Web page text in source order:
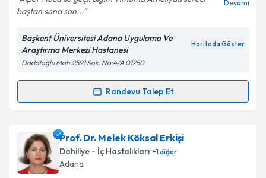
Kişisel verilerimin işlenmesine ilişkin
Aydınlatma
Metni'ni okudum ve kişisel verilerimin belirtilen
kapsamda işlenmesini kabul ediyorum.
Takvim Talebini Gönder
baştan sona son...
Devamı
Başkent Üniversitesi Adana Uygulama Ve
Araştırma Merkezi Hastanesi
Haritada Göster
Dadaloğlu Mah.2591 Sok. No:4/A 01250
Randevu Talep Et
Randevu Takvimi Talebi
Doç. Dr. Alper Fındıkçıoğluiçin randevu takvimi
talebi oluşturun. Size bu uzmandan randevu almanız
için bir takvim hazırlandığında e-posta ile
bilgilendireceğiz.
Prof. Dr. Melek Köksal Erkişi
Dahiliye - İç Hastalıkları +1diğer
Adana